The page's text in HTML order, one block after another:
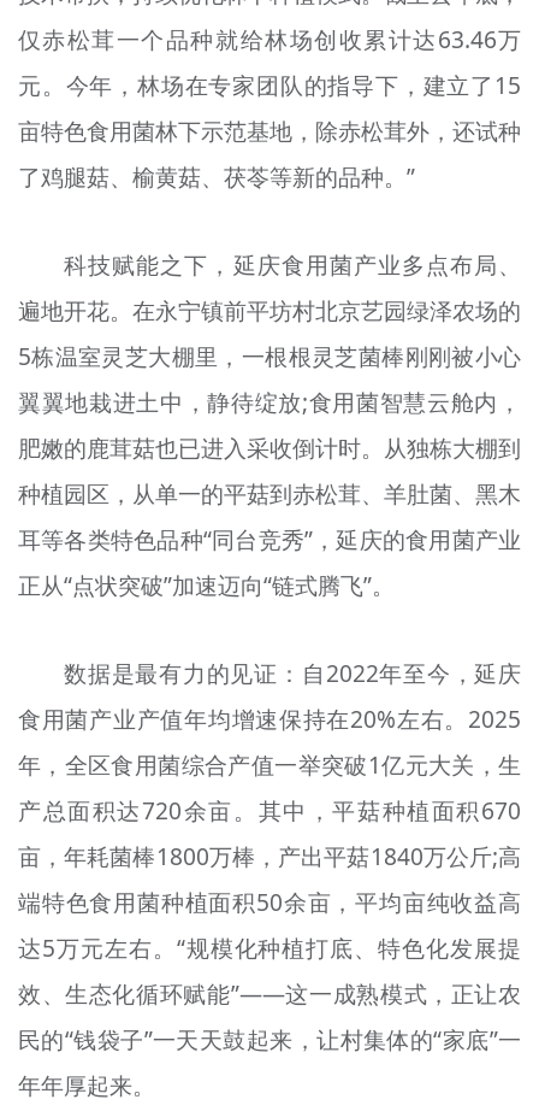
仅赤松茸一个品种就给林场创收累计达63.46万
元。今年，林场在专家团队的指导下，建立了15
亩特色食用菌林下示范基地，除赤松茸外，还试种
了鸡腿菇、榆黄菇、茯苓等新的品种。”
科技赋能之下，延庆食用菌产业多点布局、
遍地开花。在永宁镇前平坊村北京艺园绿泽农场的
5栋温室灵芝大棚里，一根根灵芝菌棒刚刚被小心
翼翼地栽进土中，静待绽放;食用菌智慧云舱内，
肥嫩的鹿茸菇也已进入采收倒计时。从独栋大棚到
种植园区，从单一的平菇到赤松茸、羊肚菌、黑木
耳等各类特色品种“同台竞秀”，延庆的食用菌产业
正从“点状突破”加速迈向“链式腾飞”。
数据是最有力的见证：自2022年至今，延庆
食用菌产业产值年均增速保持在20%左右。2025
年，全区食用菌综合产值一举突破1亿元大关，生
产总面积达720余亩。其中，平菇种植面积670
亩，年耗菌棒1800万棒，产出平菇1840万公斤;高
端特色食用菌种植面积50余亩，平均亩纯收益高
达5万元左右。“规模化种植打底、特色化发展提
效、生态化循环赋能”——这一成熟模式，正让农
民的“钱袋子”一天天鼓起来，让村集体的“家底”一
年年厚起来。